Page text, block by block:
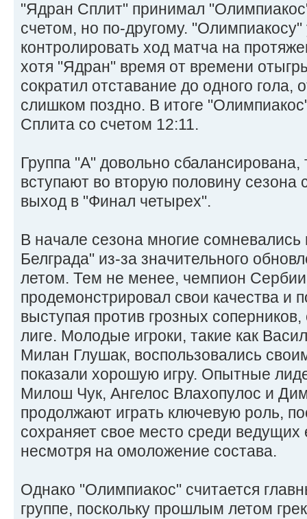
"Ядран Сплит" принимал
счетом, но по-другому. "Олимпиакосу"
контролировать ход матча на
хотя "Ядран" время от времени
сократил отставание до одного гола,
слишком поздно. В итоге
Сплита со счетом 12:11.
Группа "А" довольно сбалансирована,
вступают во вторую половину
выход в "Финал четырех".
В начале сезона многие
Белграда" из-за значительного
летом. Тем не менее, чемпион Сербии
продемонстрировал свои качества и
выступая против грозных
лиге. Молодые игроки, такие как
Милан Глушак, воспользовались
показали хорошую игру. Опытные
Милош Чук, Ангелос Влахопулос и
продолжают играть ключевую роль,
сохраняет свое место среди ведущих
несмотря на омоложение состава.
Однако "Олимпиакос" считается
группе, поскольку прошлым летом